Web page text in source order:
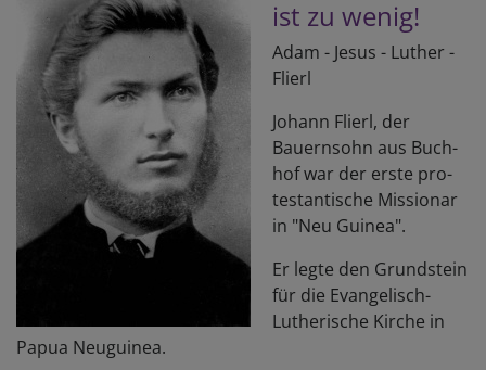
ist zu wenig!
Adam - Jesus - Luther -
Flierl
Johann Flierl, der
Bauern­sohn aus Buch­
hof war der erste pro­
testan­tische Missionar
in "Neu Guinea".
Er legte den Grund­stein
für die Evan­gelisch-
Luther­ische Kirche in
Papua Neuguinea.